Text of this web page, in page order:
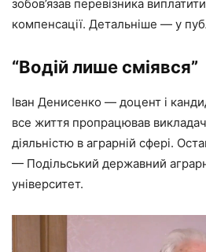
зобов’язав перевізника
компенсації. Детальніше — у
“Водій лише сміявся”
Іван Денисенко — доцент і
все життя пропрацював
діяльністю в аграрній сфері.
— Подільський державний
університет.